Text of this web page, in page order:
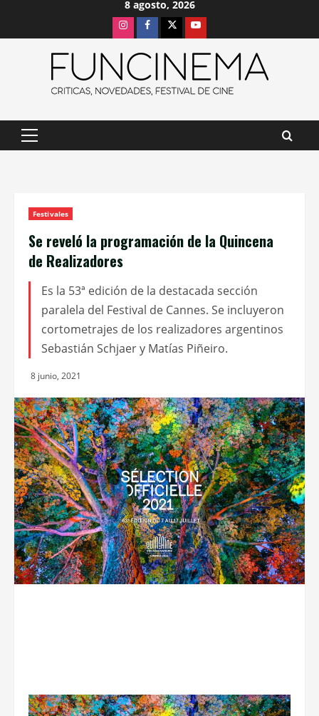
8 agosto, 2026
InstagramFacebook
X Youtube
Menú
Festivales
Se reveló la programación de la Quincena
de Realizadores
Es la 53ª edición de la destacada sección
paralela del Festival de Cannes. Se incluyeron
cortometrajes de los realizadores argentinos
Sebastián Schjaer y Matías Piñeiro.
8 junio, 2021